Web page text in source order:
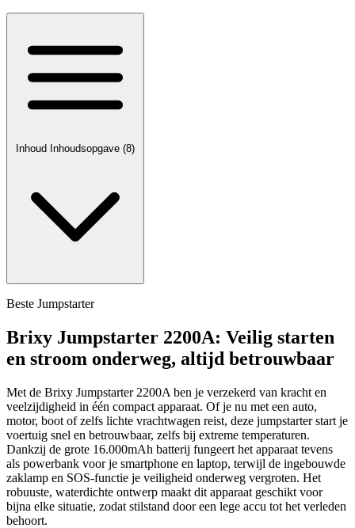
Inhoud Inhoudsopgave (8)
Beste Jumpstarter
Brixy Jumpstarter 2200A: Veilig starten
en stroom onderweg, altijd betrouwbaar
Met de Brixy Jumpstarter 2200A ben je verzekerd van kracht en
veelzijdigheid in één compact apparaat. Of je nu met een auto,
motor, boot of zelfs lichte vrachtwagen reist, deze jumpstarter start je
voertuig snel en betrouwbaar, zelfs bij extreme temperaturen.
Dankzij de grote 16.000mAh batterij fungeert het apparaat tevens
als powerbank voor je smartphone en laptop, terwijl de ingebouwde
zaklamp en SOS-functie je veiligheid onderweg vergroten. Het
robuuste, waterdichte ontwerp maakt dit apparaat geschikt voor
bijna elke situatie, zodat stilstand door een lege accu tot het verleden
behoort.